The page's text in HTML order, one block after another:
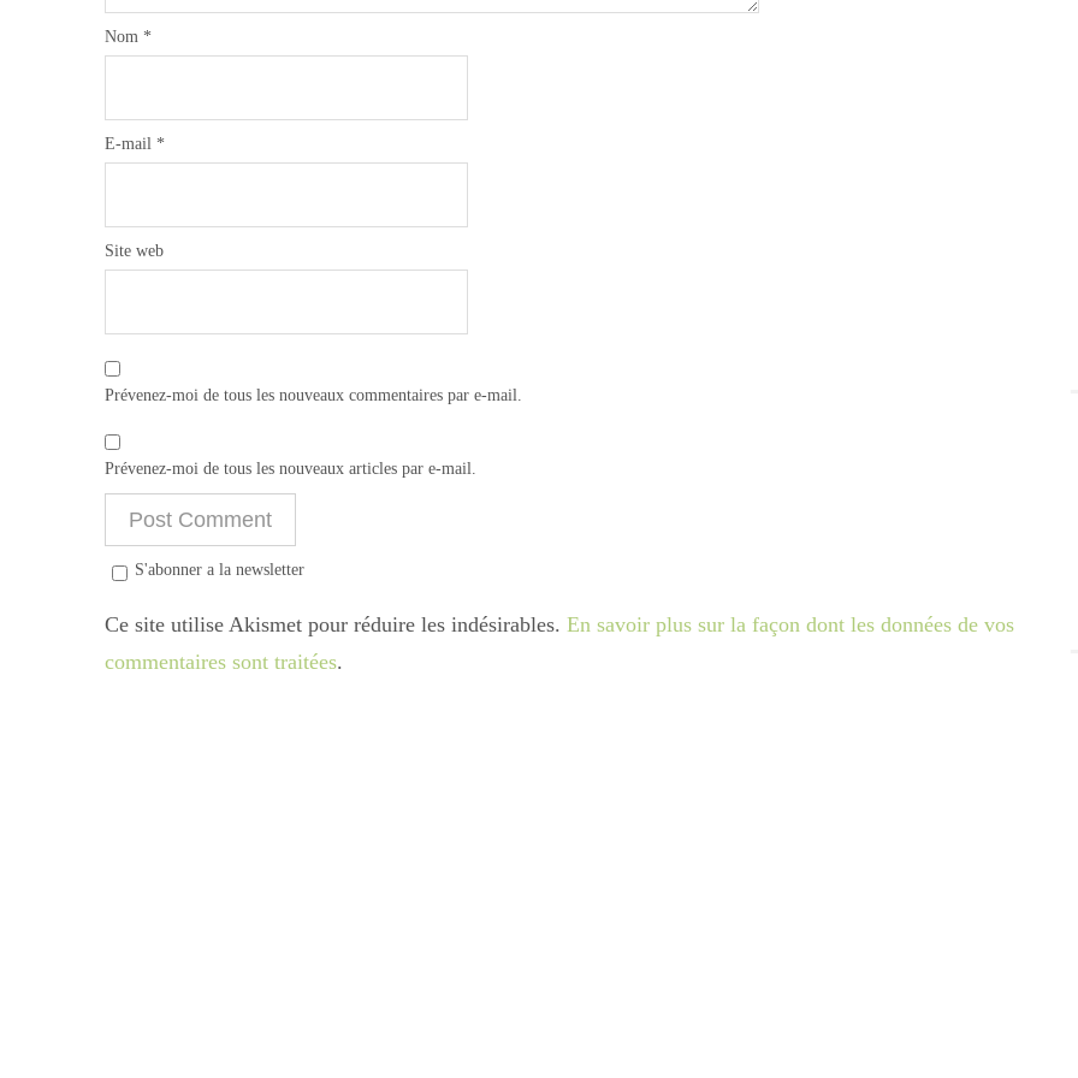
Nom *
E-mail *
Site web
Prévenez-moi de tous les nouveaux commentaires par e-mail.
Prévenez-moi de tous les nouveaux articles par e-mail.
S'abonner a la newsletter
Ce site utilise Akismet pour réduire les indésirables. En savoir plus sur la façon dont les données de vos
commentaires sont traitées.